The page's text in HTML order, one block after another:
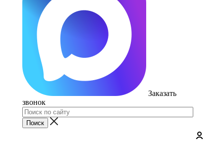
Заказать
звонок